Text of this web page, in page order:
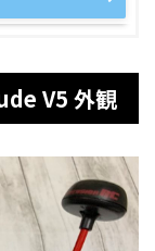
V5 外観